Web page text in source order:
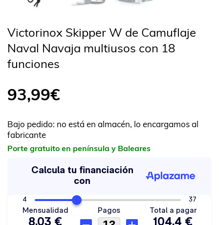
Victorinox Skipper W de Camuflaje
Naval Navaja multiusos con 18
funciones
93,99€
Bajo pedido: no está en almacén, lo encargamos al
fabricante
Porte gratuito en península y Baleares